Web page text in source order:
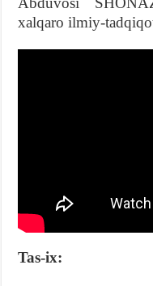
xalqaro ilmiy-
Tas-ix: